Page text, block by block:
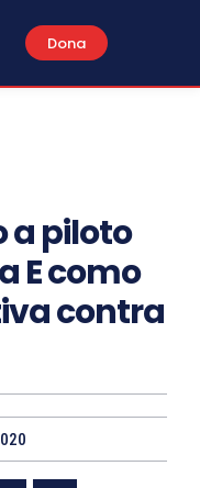
Dona
a piloto
E como
contra